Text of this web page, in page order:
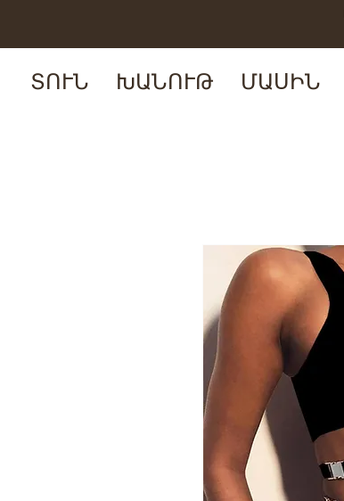
ՏՈՒՆ ԽԱՆՈՒԹ ՄԱՍԻՆ